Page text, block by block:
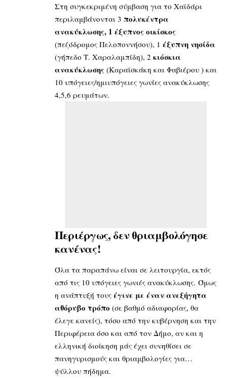
Στη συγκεκριμένη σύμβαση για το Χαϊδάρι
περιλαμβάνονται 3 πολυκέντρα
ανακύκλωσης, 1 έξυπνος οικίσκος
(πεζόδρομος Πελοποννήσου), 1 έξυπνη νησίδα
(γήπεδο Τ. Χαραλαμπίδη), 2 κιόσκια
ανακύκλωσης (Καραϊσκάκη και Φαβιέρου ) και
10 υπόγειες/ημιυπόγειες γωνίες ανακύκλωσης
4,5,6 ρευμάτων.
Περιέργως, δεν θριαμβολόγησε
κανένας!
Όλα τα παραπάνω είναι σε λειτουργία, εκτός
από τις 10 υπόγειες γωνιές ανακύκλωσης. Όμως
η ανάπτυξή τους έγινε με έναν ανεξήγητα
αθόρυβο τρόπο (σε βαθμό αδιαφορίας, θα
έλεγε κανείς), τόσο από την κυβέρνηση και την
Περιφέρεια όσο και από τον Δήμο, αν και η
ελληνική διοίκηση μάς έχει συνηθίσει σε
πανηγυρισμούς και θριαμβολογίες για…
ψύλλου πήδημα.